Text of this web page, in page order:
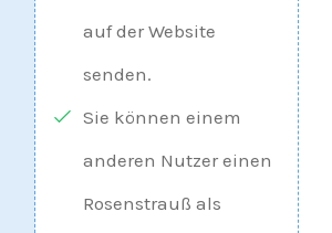
auf der Website
senden.
Sie können einem
anderen Nutzer einen
Rosenstrauß als